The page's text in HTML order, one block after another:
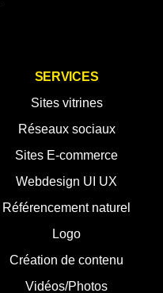
SERVICES
Sites vitrines
Réseaux sociaux
Sites E-commerce
Webdesign UI UX
Référencement naturel
Logo
Création de contenu
Vidéos/Photos